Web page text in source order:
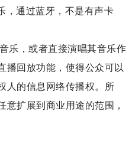
，通过蓝牙，不是有声卡
乐，或者直接演唱其音乐作
播回放功能，使得公众可以
人的信息网络传播权。所
扩展到商业用途的范围，